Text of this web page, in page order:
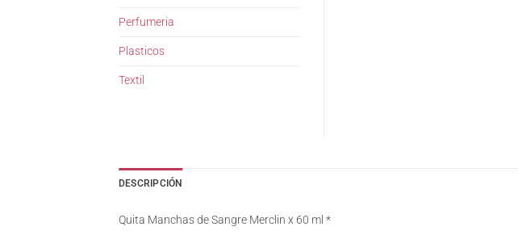
Perfumeria
Plasticos
Textil
DESCRIPCIÓN
Quita Manchas de Sangre Merclin x 60 ml *